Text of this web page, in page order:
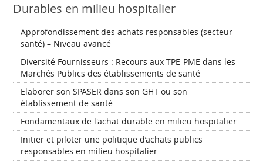
Durables en milieu hospitalier
Approfondissement des achats responsables (secteur
santé) – Niveau avancé
Diversité Fournisseurs : Recours aux TPE-PME dans les
Marchés Publics des établissements de santé
Elaborer son SPASER dans son GHT ou son
établissement de santé
Fondamentaux de l'achat durable en milieu hospitalier
Initier et piloter une politique d’achats publics
responsables en milieu hospitalier